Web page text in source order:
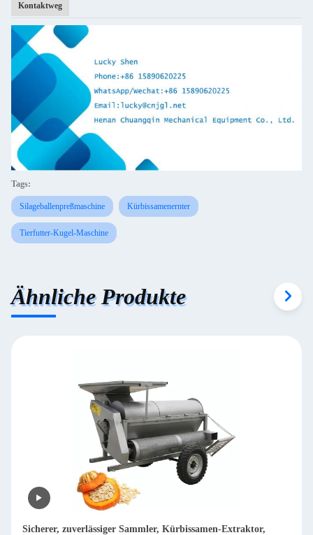
Kontaktweg
Tags:
Silageballenpreßmaschine Kürbissamenernter
Tierfutter-Kugel-Maschine
Ähnliche Produkte
Schleifmaschine für das Schleppen von Holz